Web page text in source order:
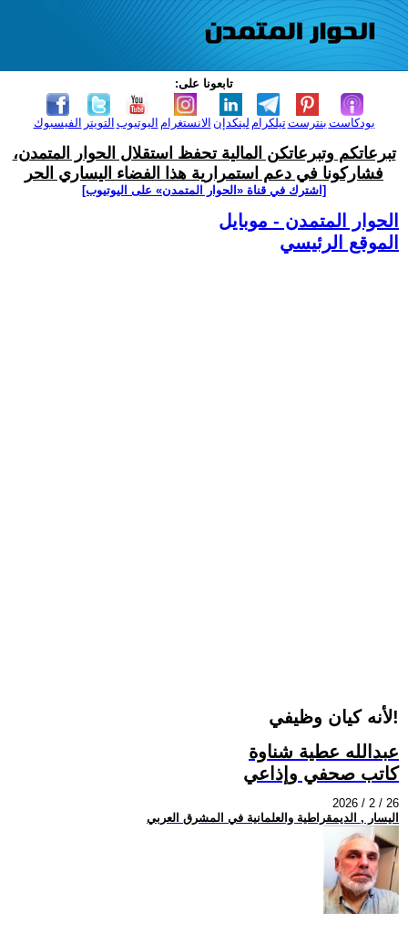
تابعونا على:
الفيسبوك التويتر اليوتيوب الانستغرام لينكدإن تيلكرامبنترست بودكاست
تبرعاتكم وتبرعاتكن المالية تحفظ استقلال الحوار المتمدن،
فشاركونا في دعم استمرارية هذا الفضاء اليساري الحر
[اشترك في قناة ‫«الحوار المتمدن» على اليوتيوب]
الحوار المتمدن - موبايل
الموقع الرئيسي
لأنه كيان وظيفي!
عبدالله عطية شناوة
كاتب صحفي وإذاعي
2026 / 2 / 26
اليسار , الديمقراطية والعلمانية في المشرق العربي